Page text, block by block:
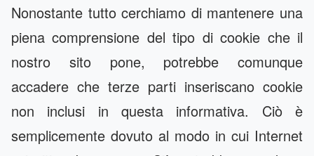
Nonostante tutto cerchiamo di mantenere una
piena comprensione del tipo di cookie che il
nostro sito pone, potrebbe comunque
accadere che terze parti inseriscano cookie
non inclusi in questa informativa. Ciò è
semplicemente dovuto al modo in cui Internet